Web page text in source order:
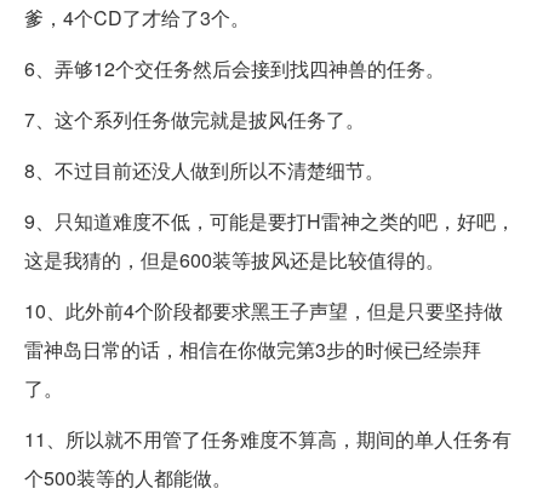
爹，4个CD了才给了3个。
6、弄够12个交任务然后会接到找四神兽的任务。
7、这个系列任务做完就是披风任务了。
8、不过目前还没人做到所以不清楚细节。
9、只知道难度不低，可能是要打H雷神之类的吧，好吧，
这是我猜的，但是600装等披风还是比较值得的。
10、此外前4个阶段都要求黑王子声望，但是只要坚持做
雷神岛日常的话，相信在你做完第3步的时候已经崇拜
了。
11、所以就不用管了任务难度不算高，期间的单人任务有
个500装等的人都能做。